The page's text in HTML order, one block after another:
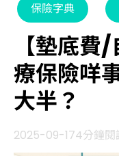
保險字典
【墊底
療保險咩
大半？
2025-09-174分鐘閱